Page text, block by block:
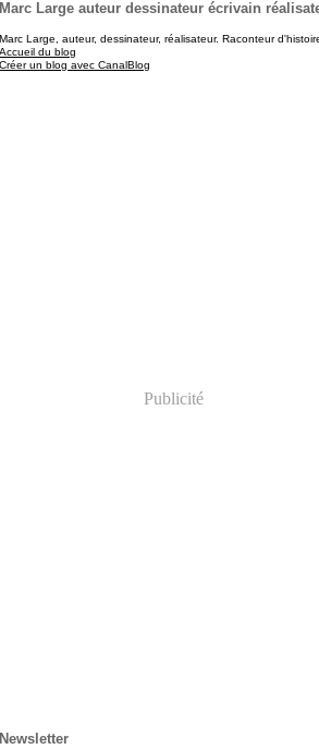
Marc Large auteur dessinateur écrivain
Marc Large, auteur, dessinateur, réalisateur. Raconteur
Accueil du blog
Créer un blog avec CanalBlog
Publicité
Newsletter